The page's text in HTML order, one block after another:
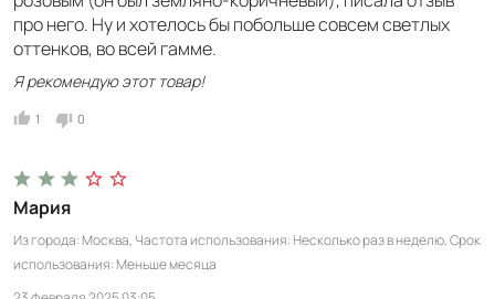
про него. Ну и хотелось бы побольше совсем светлых
оттенков, во всей гамме.
Я рекомендую этот товар!
1 0
Мария
Из города Москва Частота использования Несколько раз в неделю Срок
использования Меньше месяца